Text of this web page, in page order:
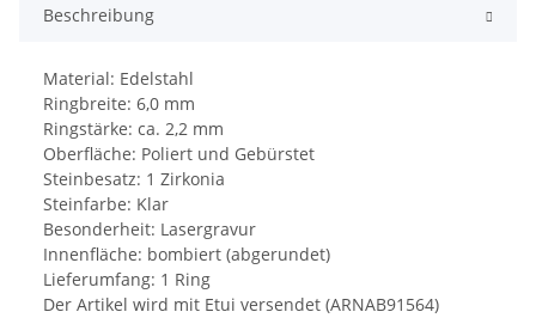
Beschreibung
Material: Edelstahl
Ringbreite: 6,0 mm
Ringstärke: ca. 2,2 mm
Oberfläche: Poliert und Gebürstet
Steinbesatz: 1 Zirkonia
Steinfarbe: Klar
Besonderheit: Lasergravur
Innenfläche: bombiert (abgerundet)
Lieferumfang: 1 Ring
Der Artikel wird mit Etui versendet (ARNAB91564)